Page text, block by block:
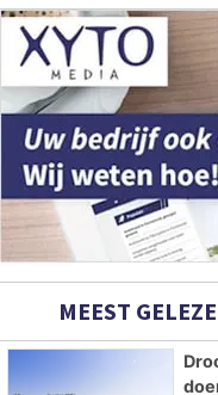
MEEST